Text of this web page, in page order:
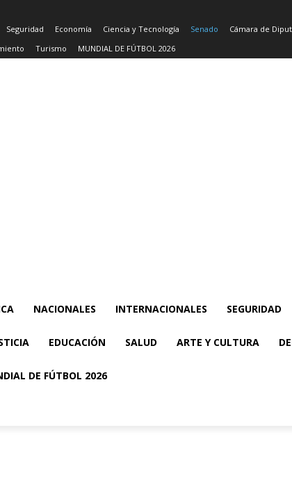
Seguridad Economía Ciencia y Tecnología Senado Cámara de
Turismo MUNDIAL DE FÚTBOL 2026
NACIONALES INTERNACIONALES SEGURIDAD
EDUCACIÓN SALUD ARTE Y CULTURA
DE FÚTBOL 2026